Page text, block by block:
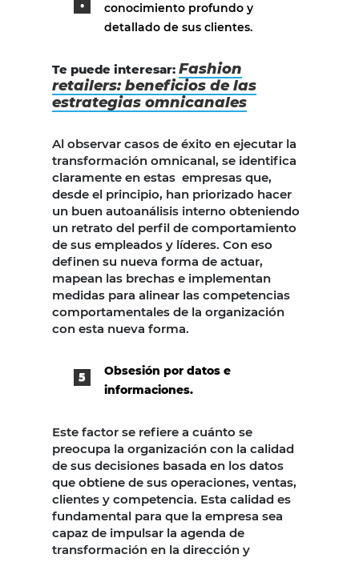
conocimiento profundo y
detallado de sus clientes.
Te puede interesar: Fashion
retailers: beneficios de las
estrategias omnicanales
Al observar casos de éxito en ejecutar la
transformación omnicanal, se identifica
claramente en estas empresas que,
desde el principio, han priorizado hacer
un buen autoanálisis interno obteniendo
un retrato del perfil de comportamiento
de sus empleados y líderes. Con eso
definen su nueva forma de actuar,
mapean las brechas e implementan
medidas para alinear las competencias
comportamentales de la organización
con esta nueva forma.
Obsesión por datos e
informaciones.
Este factor se refiere a cuánto se
preocupa la organización con la calidad
de sus decisiones basada en los datos
que obtiene de sus operaciones, ventas,
clientes y competencia. Esta calidad es
fundamental para que la empresa sea
capaz de impulsar la agenda de
transformación en la dirección y